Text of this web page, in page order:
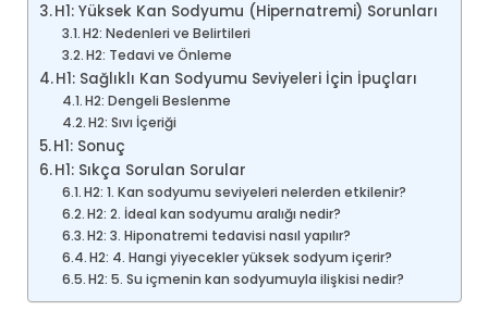
H1: Yüksek Kan Sodyumu (Hipernatremi) Sorunları
H2: Nedenleri ve Belirtileri
H2: Tedavi ve Önleme
H1: Sağlıklı Kan Sodyumu Seviyeleri İçin İpuçları
H2: Dengeli Beslenme
H2: Sıvı İçeriği
H1: Sonuç
H1: Sıkça Sorulan Sorular
H2: 1. Kan sodyumu seviyeleri nelerden etkilenir?
H2: 2. İdeal kan sodyumu aralığı nedir?
H2: 3. Hiponatremi tedavisi nasıl yapılır?
H2: 4. Hangi yiyecekler yüksek sodyum içerir?
H2: 5. Su içmenin kan sodyumuyla ilişkisi nedir?